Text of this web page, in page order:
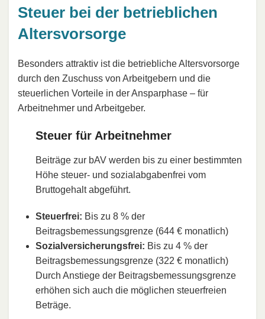
Steuer bei der betrieblichen
Altersvorsorge
Besonders attraktiv ist die betriebliche Altersvorsorge
durch den Zuschuss von Arbeitgebern und die
steuerlichen Vorteile in der Ansparphase – für
Arbeitnehmer und Arbeitgeber.
Steuer für Arbeitnehmer
Beiträge zur bAV werden bis zu einer bestimmten
Höhe steuer- und sozialabgabenfrei vom
Bruttogehalt abgeführt.
Steuerfrei: Bis zu 8 % der
Beitragsbemessungsgrenze (644 € monatlich)
Sozialversicherungsfrei: Bis zu 4 % der
Beitragsbemessungsgrenze (322 € monatlich)
Durch Anstiege der Beitragsbemessungsgrenze
erhöhen sich auch die möglichen steuerfreien
Beträge.